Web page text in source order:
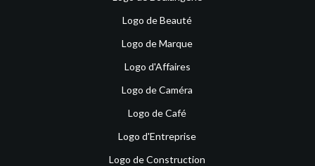
Logo de Beauté
Logo de Marque
Logo d'Affaires
Logo de Caméra
Logo de Café
Logo d'Entreprise
Logo de Construction